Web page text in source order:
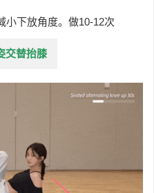
下放角度。做10-12次
交替抬膝